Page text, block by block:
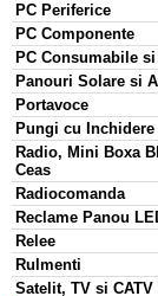
PC Periferice
PC Componente
PC Consumabile
Panouri Solare si
Portavoce
Pungi cu Inchidere
Radio, Mini Boxa
Ceas
Radiocomanda
Reclame Panou
Relee
Rulmenti
Satelit, TV si CATV